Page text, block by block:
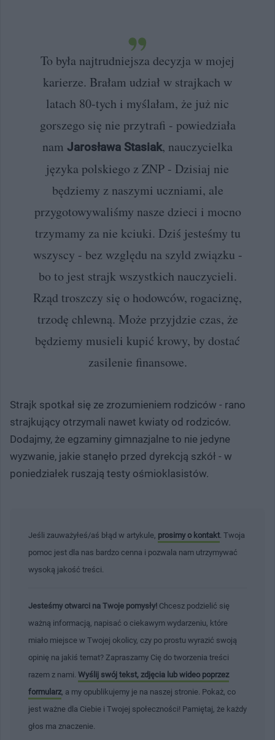
To była najtrudniejsza decyzja w mojej
karierze. Brałam udział w strajkach w
latach 80-tych i myślałam, że już nic
gorszego się nie przytrafi - powiedziała
nam Jarosława Stasiak, nauczycielka
języka polskiego z ZNP - Dzisiaj nie
będziemy z naszymi uczniami, ale
przygotowywaliśmy nasze dzieci i mocno
trzymamy za nie kciuki. Dziś jesteśmy tu
wszyscy - bez względu na szyld związku -
bo to jest strajk wszystkich nauczycieli.
Rząd troszczy się o hodowców, rogaciznę,
trzodę chlewną. Może przyjdzie czas, że
będziemy musieli kupić krowy, by dostać
zasilenie finansowe.
Strajk spotkał się ze zrozumieniem rodziców - rano
strajkujący otrzymali nawet kwiaty od rodziców.
Dodajmy, że egzaminy gimnazjalne to nie jedyne
wyzwanie, jakie stanęło przed dyrekcją szkół - w
poniedziałek ruszają testy ośmioklasistów.
Jeśli zauważyłeś/aś błąd w artykule, prosimy o kontakt . Twoja
pomoc jest dla nas bardzo cenna i pozwala nam utrzymywać
wysoką jakość treści.
Jesteśmy otwarci na Twoje pomysły! Chcesz podzielić się
ważną informacją, napisać o ciekawym wydarzeniu, które
miało miejsce w Twojej okolicy, czy po prostu wyrazić swoją
opinię na jakiś temat? Zapraszamy Cię do tworzenia treści
razem z nami. Wyślij swój tekst, zdjęcia lub wideo poprzez
formularz , a my opublikujemy je na naszej stronie. Pokaż, co
jest ważne dla Ciebie i Twojej społeczności! Pamiętaj, że każdy
głos ma znaczenie.